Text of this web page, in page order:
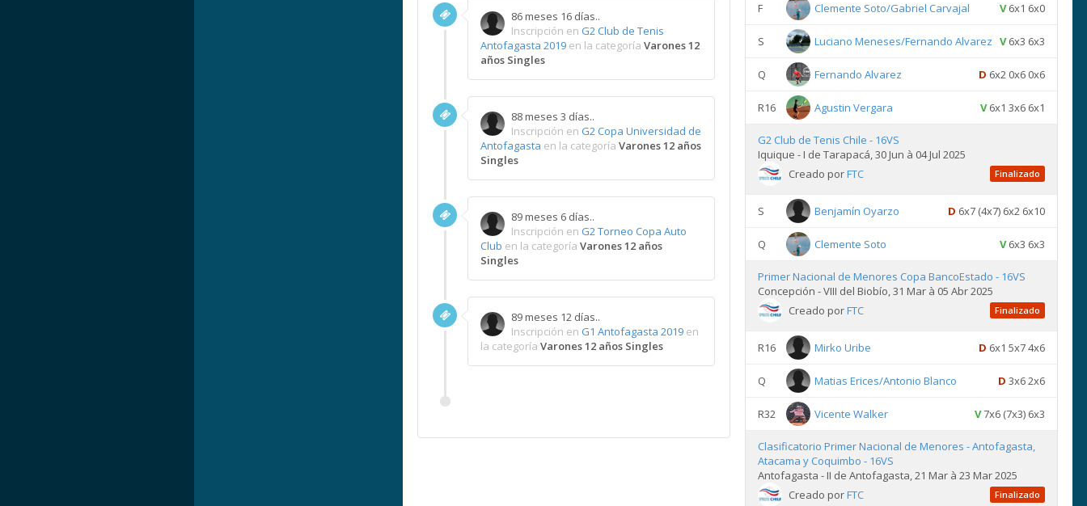
86 meses 16 días..
Inscripción en G2 Club de Tenis
Antofagasta 2019 en la categoría Varones 12
años Singles
88 meses 3 días..
Inscripción en G2 Copa Universidad de
Antofagasta en la categoría Varones 12 años
Singles
89 meses 6 días..
Inscripción en G2 Torneo Copa Auto
Club en la categoría Varones 12 años
Singles
89 meses 12 días..
Inscripción en G1 Antofagasta 2019 en
la categoría Varones 12 años Singles
F Clemente Soto/Gabriel Carvajal V6x1 6x0
S Luciano Meneses/Fernando Alvarez V6x3 6x3
Q Fernando Alvarez D 6x2 0x6 0x6
R16 Agustin Vergara V6x1 3x6 6x1
G2 Club de Tenis Chile - 16VS
Iquique - I de Tarapacá, 30 Jun à 04 Jul 2025
Creado porFTC Finalizado
S Benjamín Oyarzo D 6x7 (4x7) 6x2 6x10
Q Clemente Soto V6x3 6x3
Primer Nacional de Menores Copa BancoEstado - 16VS
Concepción - VIII del Biobío, 31 Mar à 05 Abr 2025
Creado porFTC Finalizado
R16 Mirko Uribe D 6x1 5x7 4x6
Q Matias Erices/Antonio Blanco D 3x6 2x6
R32 Vicente Walker V7x6 (7x3) 6x3
Clasificatorio Primer Nacional de Menores - Antofagasta,
Atacama y Coquimbo - 16VS
Antofagasta - II de Antofagasta, 21 Mar à 23 Mar 2025
Creado porFTC Finalizado